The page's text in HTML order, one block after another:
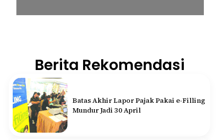
Berita Rekomendasi
Batas Akhir Lapor Pajak Pakai e-Filling
Mundur Jadi 30 April